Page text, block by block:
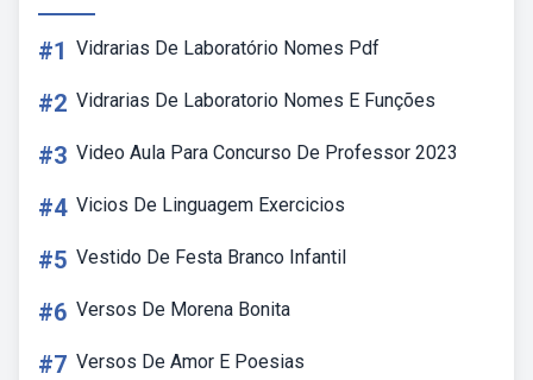
#1 Vidrarias De Laboratório Nomes Pdf
#2 Vidrarias De Laboratorio Nomes E Funções
#3 Video Aula Para Concurso De Professor 2023
#4 Vicios De Linguagem Exercicios
#5 Vestido De Festa Branco Infantil
#6 Versos De Morena Bonita
#7 Versos De Amor E Poesias